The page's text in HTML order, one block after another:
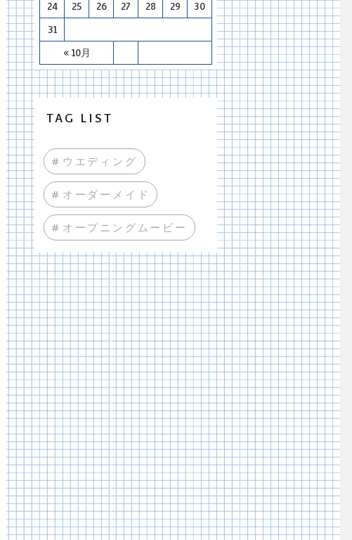
« 10月
24 25 26 27 28 29 30
31
TAG LIST
#ウエディング
#オーダーメイド
#オープニングムービー